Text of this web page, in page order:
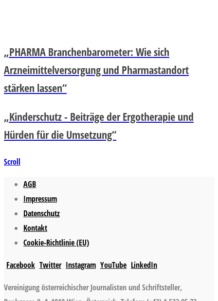
„PHARMA Branchenbarometer: Wie sich
Arzneimittelversorgung und Pharmastandort
stärken lassen“
„Kinderschutz - Beiträge der Ergotherapie und
Hürden für die Umsetzung“
Scroll
AGB
Impressum
Datenschutz
Kontakt
Cookie-Richtlinie (EU)
Facebook Twitter Instagram YouTube LinkedIn
Vereinigung österreichischer Journalisten und Schriftsteller,